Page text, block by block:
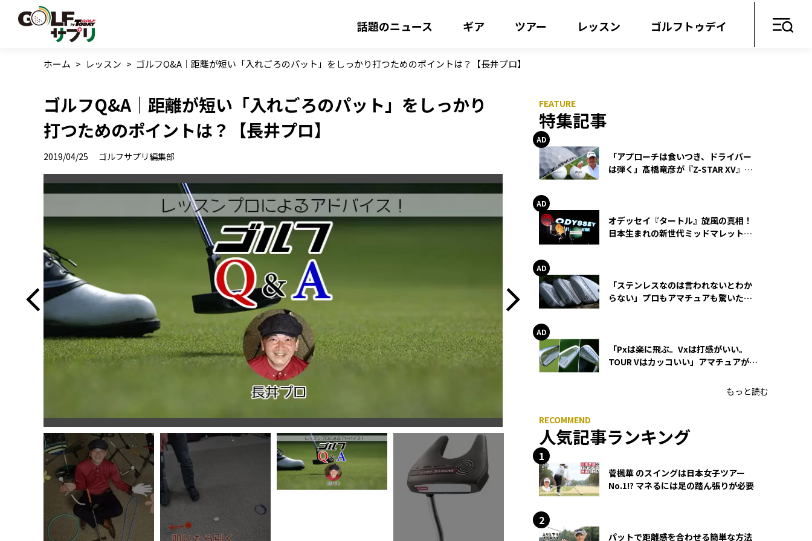
話題のニュース ギア ツアー レッスン ゴルフトゥデイ
ホーム > レッスン > ゴルフQ&A｜距離が短い「入れごろのパット」をしっかり打つためのポイントは？【長井プロ】
ゴルフQ&A｜距離が短い「入れごろのパット」をしっかり
打つためのポイントは？【長井プロ】
2019/04/25 ゴルフサプリ編集部
特集記事
「アプローチは食いつき、ドライバー
は弾く」髙橋竜彦が『Z-STAR XV』を
オデッセイ『タートル』旋風の真相！
日本生まれの新世代ミッドマレットが
「ステンレスなのは言われないとわか
らない」プロもアマチュアも驚いた
「Pxは楽に飛ぶ。Vxは打感がいい。
TOUR Vはカッコいい」アマチュアが選
もっと読む
人気記事ランキング
菅楓華 のスイングは日本女子ツアー
No.1!? マネるには足の踏ん張りが必要
パットで距離感を合わせる簡単な方法